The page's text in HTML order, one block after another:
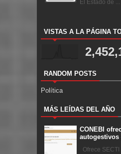
El Estado de ...
VISTAS A LA PÁGINA
RANDOM POSTS
Política
MÁS LEÍDAS DEL AÑO
CONEBI
Ofrece SECTI